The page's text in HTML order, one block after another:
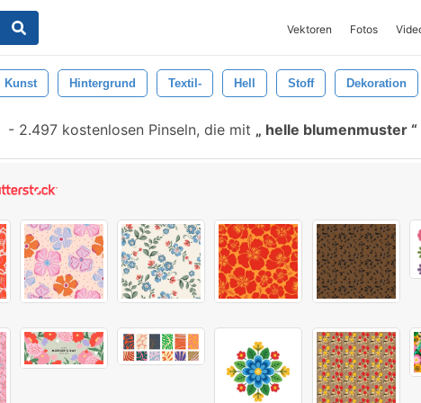
Vektoren Fotos
Kunst Hintergrund Textil- Hell Stoff Dekoration
- 2.497 kostenlosen Pinseln, die mit helle blumenmuster